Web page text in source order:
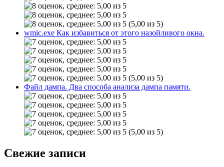
(5,00 из 5)
wmic.exe Как избавиться от этого назойливого окна.
(5,00 из 5)
Файл дампа. Два способа анализа дампа памяти.
(5,00 из 5)
Свежие записи